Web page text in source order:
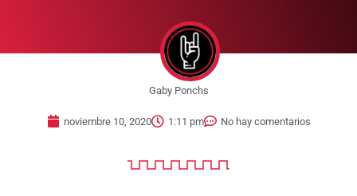
Gaby Ponchs
noviembre 10, 2020 1:11 pm No hay comentarios